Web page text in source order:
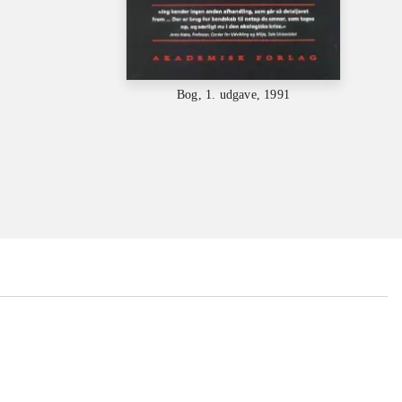
Bog, 1. udgave, 1991